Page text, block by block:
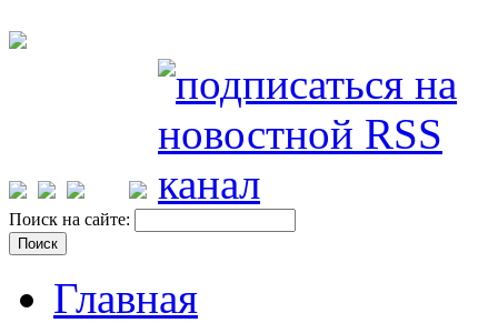
Поиск на сайте:
Главная